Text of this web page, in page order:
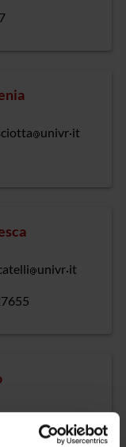
univr it
univr it
univr it